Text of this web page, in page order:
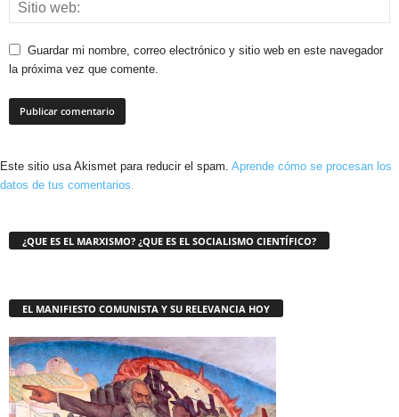
Guardar mi nombre, correo electrónico y sitio web en este navegador
la próxima vez que comente.
Este sitio usa Akismet para reducir el spam. Aprende cómo se procesan los
datos de tus comentarios.
¿QUE ES EL MARXISMO? ¿QUE ES EL SOCIALISMO CIENTÍFICO?
EL MANIFIESTO COMUNISTA Y SU RELEVANCIA HOY